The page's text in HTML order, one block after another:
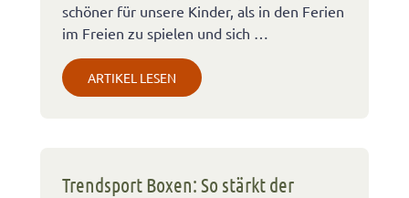
schöner für unsere Kinder, als in den Ferien
im Freien zu spielen und sich …
ARTIKEL LESEN
Trendsport Boxen: So stärkt der